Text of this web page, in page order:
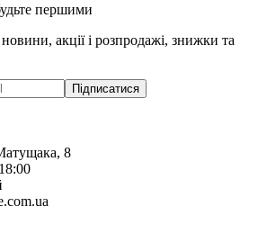
першими
акції і розпродажі, знижки та
Підписатися
8